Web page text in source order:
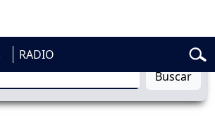
RADIO
Vuelta a Colombia
Buscar